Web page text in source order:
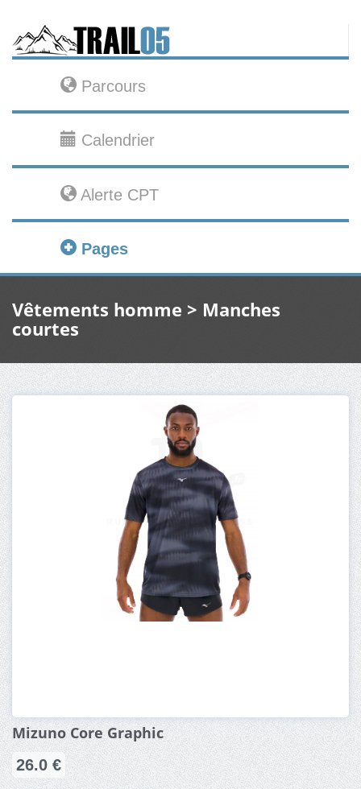
Parcours
Calendrier
Alerte CPT
Pages
Vêtements homme > Manches
courtes
Mizuno Core Graphic
26.0 €